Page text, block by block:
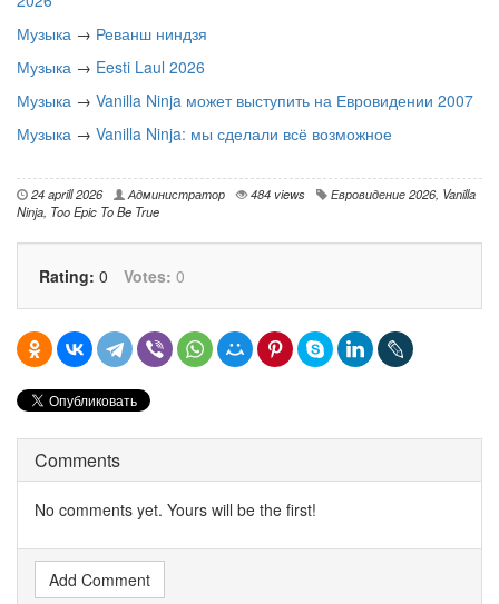
Музыка → Реванш ниндзя
Музыка → Eesti Laul 2026
Музыка → Vanilla Ninja может выступить на Евровидении 2007
Музыка → Vanilla Ninja: мы сделали всё возможное
24 aprill 2026 Администратор 484 views Евровидение 2026, Vanilla
Ninja, Too Epic To Be True
Rating: 0 Votes: 0
Comments
No comments yet. Yours will be the first!
Add Comment